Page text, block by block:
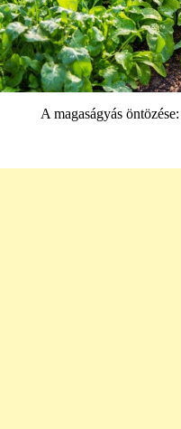
A magaságyás